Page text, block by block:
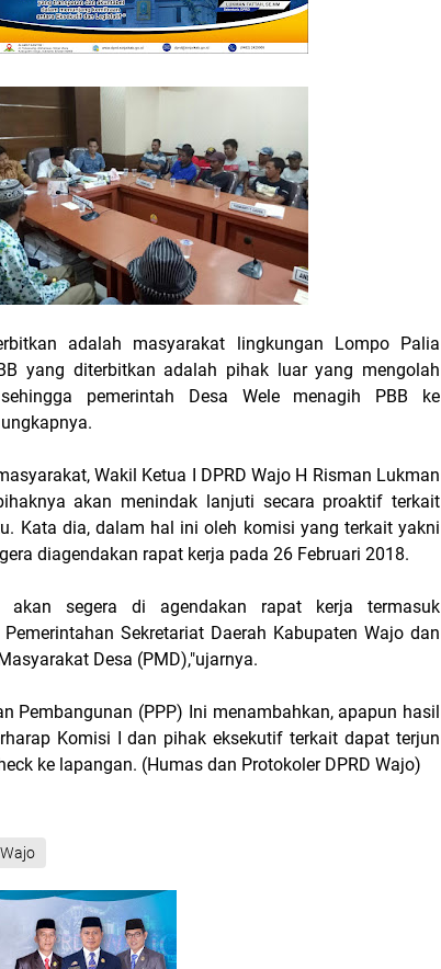
adalah masyarakat lingkungan Lompo Palia
yang diterbitkan adalah pihak luar yang mengolah
pemerintah Desa Wele menagih PBB ke
Wakil Ketua I DPRD Wajo H Risman Lukman
akan menindak lanjuti secara proaktif terkait
Kata dia, dalam hal ini oleh komisi yang terkait yakni
diagendakan rapat kerja pada 26 Februari 2018.
akan segera di agendakan rapat kerja termasuk
Sekretariat Daerah Kabupaten Wajo dan
Desa (PMD),"ujarnya.
Pembangunan (PPP) Ini menambahkan, apapun hasil
Komisi I dan pihak eksekutif terkait dapat terjun
ke lapangan. (Humas dan Protokoler DPRD Wajo)
Wajo